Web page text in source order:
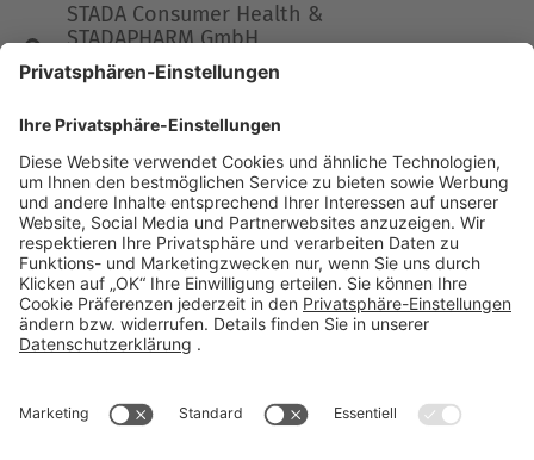
STADA Consumer Health &
STADAPHARM GmbH
Stadastraße 2-18
61118 Bad Vilbel
Telefon 06101 603-0
Fax 06101 603-259
info@stada.de
Kontakt
Compliance Reporting Portal ⧉
FOLGEN SIE UNS